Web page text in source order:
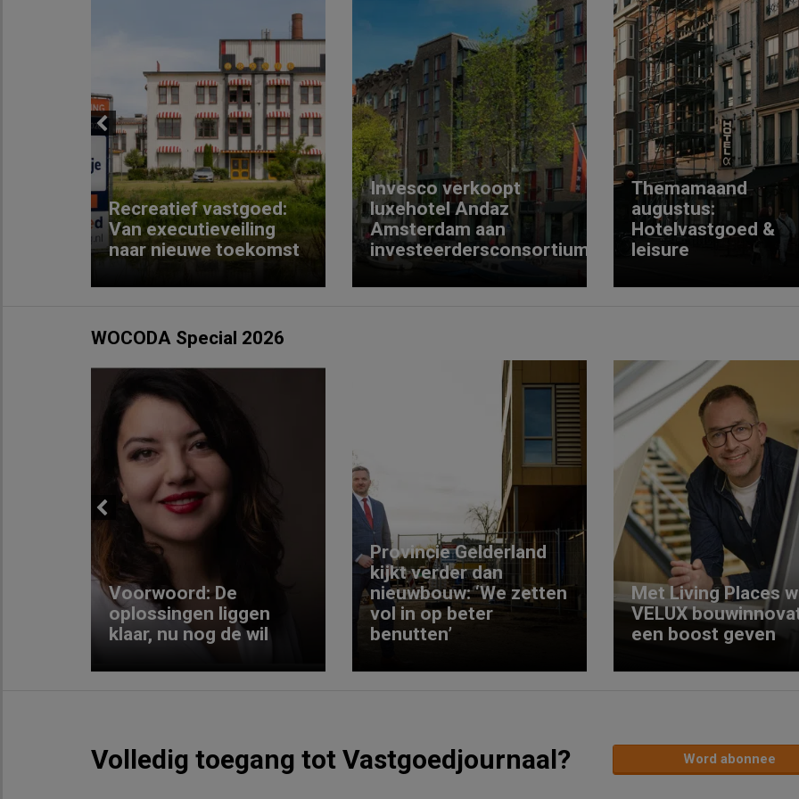
Previous
Recreatief vastgoed:
Van executieveiling
naar nieuwe toekomst
Invesco verkoopt
luxehotel Andaz
Amsterdam aan
investeerdersconsortium
Themamaand
augustus:
Hotelvastgoed &
leisure
WOCODA Special 2026
Previous
Voorwoord: De
oplossingen liggen
klaar, nu nog de wil
Provincie Gelderland
kijkt verder dan
nieuwbouw: ‘We zetten
vol in op beter
benutten’
Met Living Places
VELUX
een boost geven
Volledig toegang tot Vastgoedjournaal? Word abonnee